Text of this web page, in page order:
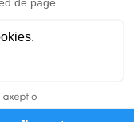
Alerte décès